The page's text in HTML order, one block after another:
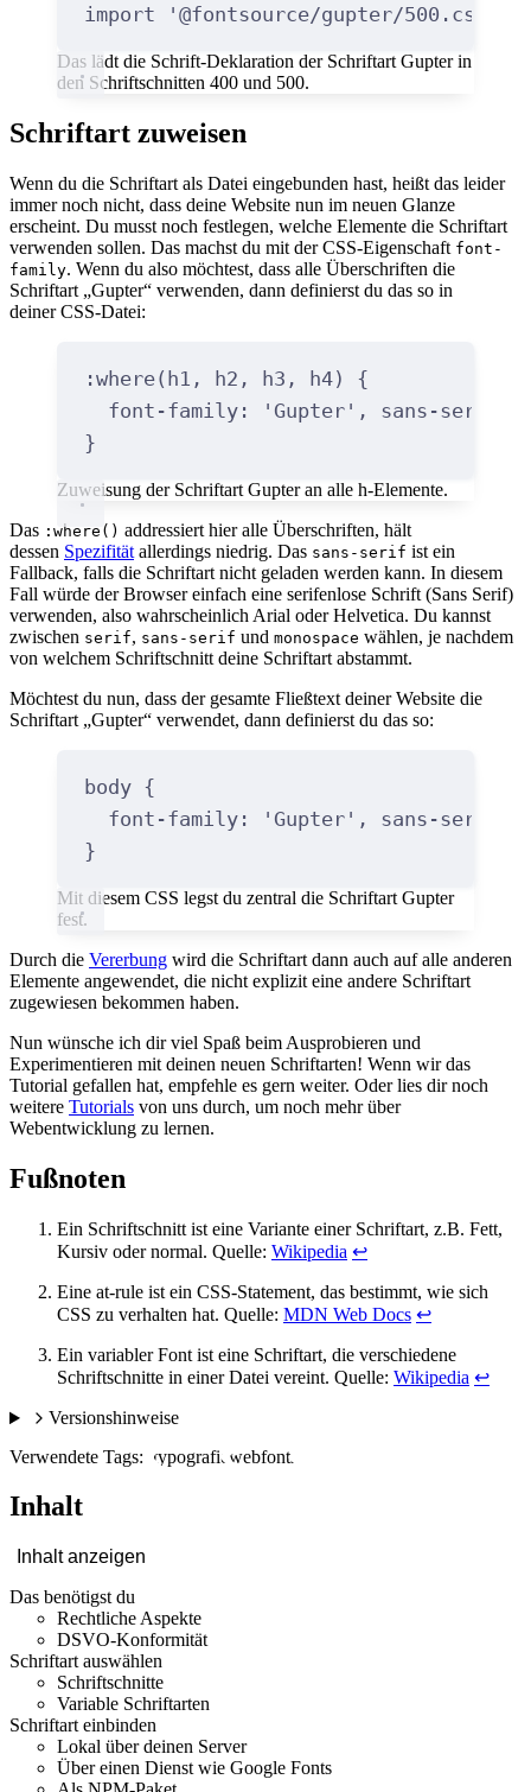
import
'@fontsource/gupter/500.css'
Das lädt die Schrift-Deklaration der Schriftart Gupter in
den Schriftschnitten 400 und 500.
Schriftart zuweisen
Wenn du die Schriftart als Datei eingebunden hast, heißt das leider
immer noch nicht, dass deine Website nun im neuen Glanze
erscheint. Du musst noch festlegen, welche Elemente die Schriftart
verwenden sollen. Das machst du mit der CSS-Eigenschaft font-
family. Wenn du also möchtest, dass alle Überschriften die
Schriftart „Gupter“ verwenden, dann definierst du das so in
deiner CSS-Datei:
:where( h1 , h2 , h3 , h4)
{
font-family : 'Gupter' , sans-serif
}
Zuweisung der Schriftart Gupter an alle h-Elemente.
Das :where() addressiert hier alle Überschriften, hält
dessen Spezifität allerdings niedrig. Das sans-serif ist ein
Fallback, falls die Schriftart nicht geladen werden kann. In diesem
Fall würde der Browser einfach eine serifenlose Schrift (Sans Serif)
verwenden, also wahrscheinlich Arial oder Helvetica. Du kannst
zwischen serif, sans-serif und monospace wählen, je nachdem
von welchem Schriftschnitt deine Schriftart abstammt.
Möchtest du nun, dass der gesamte Fließtext deiner Website die
Schriftart „Gupter“ verwendet, dann definierst du das so:
body {
font-family : 'Gupter' , sans-serif
}
Mit diesem CSS legst du zentral die Schriftart Gupter
fest.
Durch die Vererbung wird die Schriftart dann auch auf alle anderen
Elemente angewendet, die nicht explizit eine andere Schriftart
zugewiesen bekommen haben.
Nun wünsche ich dir viel Spaß beim Ausprobieren und
Experimentieren mit deinen neuen Schriftarten! Wenn wir das
Tutorial gefallen hat, empfehle es gern weiter. Oder lies dir noch
weitere Tutorials von uns durch, um noch mehr über
Webentwicklung zu lernen.
Fußnoten
Ein Schriftschnitt ist eine Variante einer Schriftart, z.B. Fett,
Kursiv oder normal. Quelle: Wikipedia ↩
Eine at-rule ist ein CSS-Statement, das bestimmt, wie sich
CSS zu verhalten hat. Quelle: MDN Web Docs ↩
Ein variabler Font ist eine Schriftart, die verschiedene
Schriftschnitte in einer Datei vereint. Quelle: Wikipedia ↩
Versionshinweise
Verwendete Tags: typografie webfonts
Inhalt
Inhalt anzeigen
Das benötigst du
Rechtliche Aspekte
DSVO-Konformität
Schriftart auswählen
Schriftschnitte
Variable Schriftarten
Schriftart einbinden
Lokal über deinen Server
Über einen Dienst wie Google Fonts